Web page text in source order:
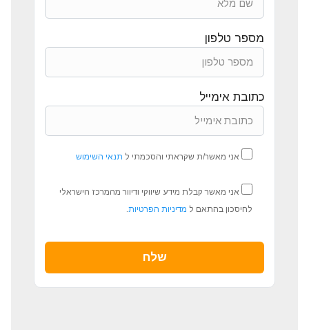
מספר טלפון
כתובת אימייל
אני מאשר/ת שקראתי והסכמתי ל תנאי השימוש
אני מאשר קבלת מידע שיווקי ודיוור מהמרכז הישראלי
לחיסכון בהתאם ל מדיניות הפרטיות.